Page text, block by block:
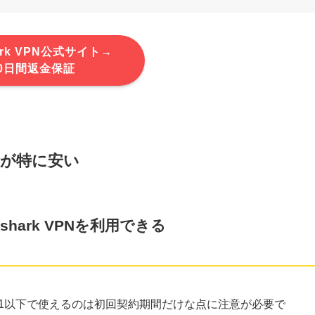
VPN公式サイト→
日間返金保証
特に安い
VPNを利用できる
下で使えるのは初回契約期間だけな点に注意が必要で